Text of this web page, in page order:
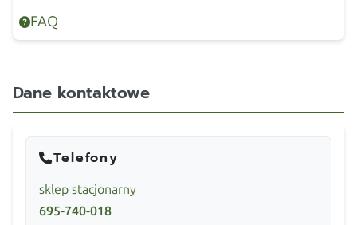
FAQ
Dane kontaktowe
Telefony
sklep stacjonarny
695-740-018